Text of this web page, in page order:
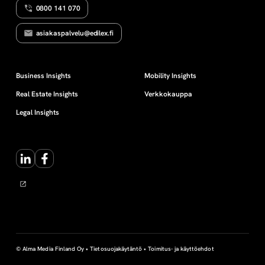
a
a
n
s
a
i
n
t
0800 141 070
asiakaspalvelu@edilex.fi
Business Insights
Real Estate Insights
Legal Insights
Mobility Insights
Verkkokauppa
LinkedInFacebook
© Alma Media Finland Oy •Tietosuojakäytäntö •Toimitus- ja käyttöehdot